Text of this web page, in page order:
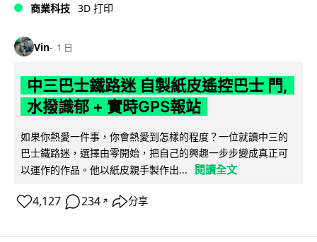
商業科技 3D 打印
Vin 1 日
中三巴士鐵路迷 自製紙皮遙控巴士 門,
水撥識郁 + 實時GPS報站
如果你熱愛一件事，你會熱愛到怎樣的程度？一位就讀中三的
巴士鐵路迷，選擇由零開始，把自己的興趣一步步變成真正可
以運作的作品。他以紙皮親手製作出...
閱讀全文
4,127 234 ↗ 分享